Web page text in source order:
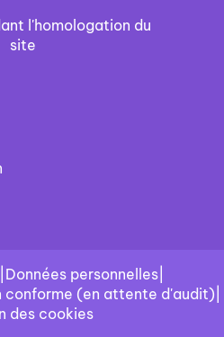
Données personnelles|
conforme (en attente d'audit)
des cookies